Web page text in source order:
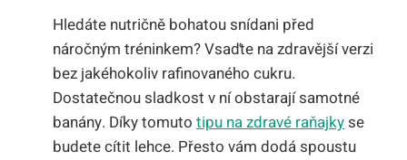
Hledáte nutričně bohatou snídani před
náročným tréninkem? Vsaďte na zdravější verzi
bez jakéhokoliv rafinovaného cukru.
Dostatečnou sladkost v ní obstarají samotné
banány. Díky tomuto tipu na zdravé raňajkyse
budete cítit lehce. Přesto vám dodá spoustu